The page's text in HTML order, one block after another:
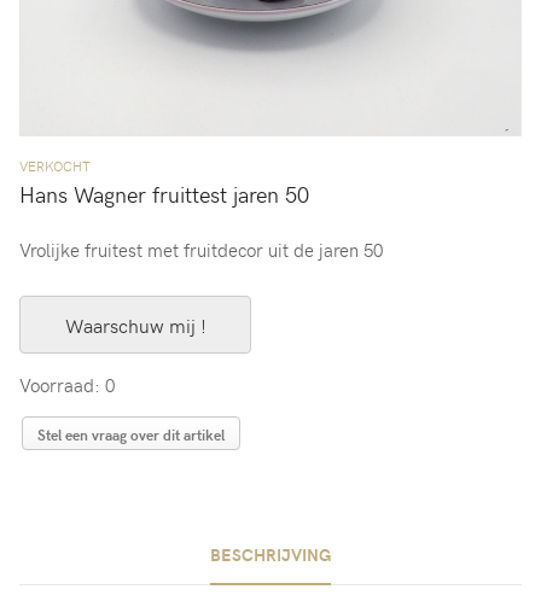
VERKOCHT
Hans Wagner fruittest jaren 50
Vrolijke fruitest met fruitdecor uit de jaren 50
Waarschuw mij !
Voorraad: 0
Stel een vraag over dit artikel
BESCHRIJVING